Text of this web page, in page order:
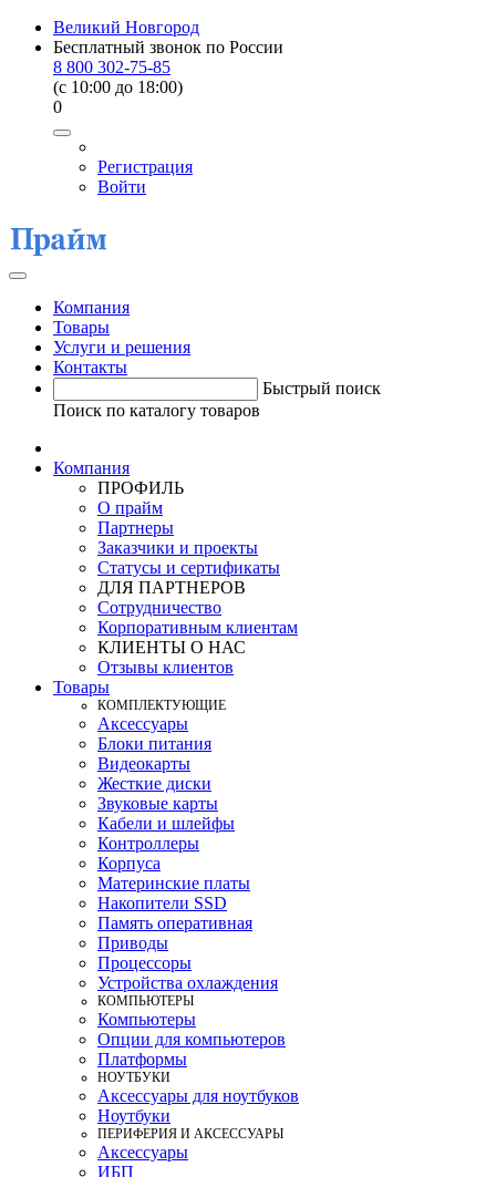
Великий Новгород
Бесплатный звонок по России
8 800 302-75-85
(c 10:00 до 18:00)
0
Регистрация
Войти
Компания
Товары
Услуги и решения
Контакты
Быстрый поиск
Поиск по каталогу товаров
Компания
ПРОФИЛЬ
О прайм
Партнеры
Заказчики и проекты
Статусы и сертификаты
ДЛЯ ПАРТНЕРОВ
Сотрудничество
Корпоративным клиентам
КЛИЕНТЫ О НАС
Отзывы клиентов
Товары
КOМПЛЕКТУЮЩИЕ
Аксессуары
Блоки питания
Видеокарты
Жесткие диски
Звуковые карты
Кабели и шлейфы
Контроллеры
Корпуса
Материнские платы
Накопители SSD
Память оперативная
Приводы
Процессоры
Устройства охлаждения
КОМПЬЮТЕРЫ
Компьютеры
Опции для компьютеров
Платформы
НОУТБУКИ
Аксессуары для ноутбуков
Ноутбуки
ПЕРИФЕРИЯ И АКСЕССУАРЫ
Аксессуары
ИБП